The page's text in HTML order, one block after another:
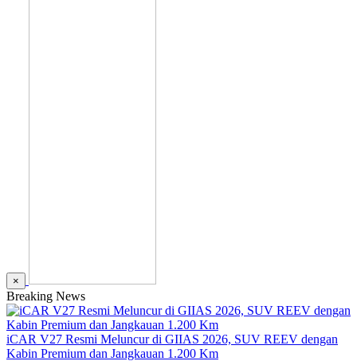
×
Breaking News
iCAR V27 Resmi Meluncur di GIIAS 2026, SUV REEV dengan
Kabin Premium dan Jangkauan 1.200 Km